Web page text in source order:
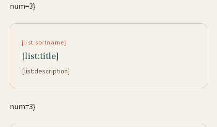
num=3}
[list:sortname]
[list:title]
[list:description]
num=3}